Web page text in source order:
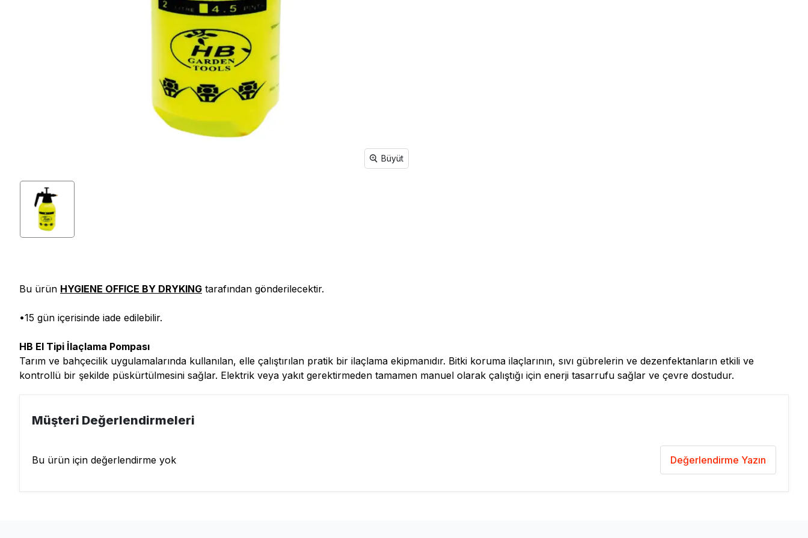
Büyüt
Bu ürün HYGIENE OFFICE BY DRYKING tarafından gönderilecektir.
•15 gün içerisinde iade edilebilir.
HB El Tipi İlaçlama Pompası
Tarım ve bahçecilik uygulamalarında kullanılan, elle çalıştırılan pratik bir ilaçlama ekipmanıdır. Bitki koruma ilaçlarının, sıvı gübrelerin ve dezenfektanların etkili ve
kontrollü bir şekilde püskürtülmesini sağlar. Elektrik veya yakıt gerektirmeden tamamen manuel olarak çalıştığı için enerji tasarrufu sağlar ve çevre dostudur.
Müşteri Değerlendirmeleri
Bu ürün için değerlendirme yok Değerlendirme Yazın